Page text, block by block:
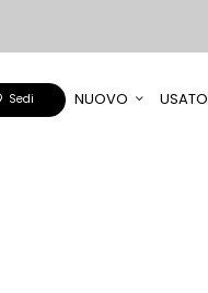
Sedi NUOVO USATO